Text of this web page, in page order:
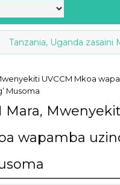
Uganda zasaini
259
UVCCM Mkoa
Musoma
Mara,
wapamba